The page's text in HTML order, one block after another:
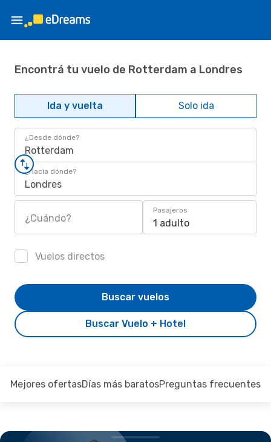
Encontrá tu vuelo de Rotterdam a Londres
Ida y vuelta Solo ida
¿Desde dónde?
Rotterdam
¿Hacia dónde?
Londres
¿Cuándo?
Pasajeros
1 adulto
Vuelos directos
Buscar Vuelo + Hotel
Buscar vuelos
Mejores ofertasDías más baratosPreguntas frecuentes